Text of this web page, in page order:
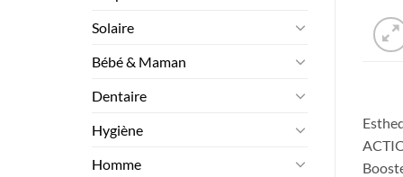
Solaire
Bébé & Maman
Dentaire
Hygiène
Homme